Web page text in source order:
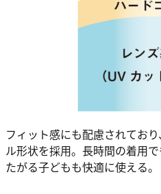
フィット感にも配慮されてお
ル形状を採用。長時間の着用
たがる子どもも快適に使える。